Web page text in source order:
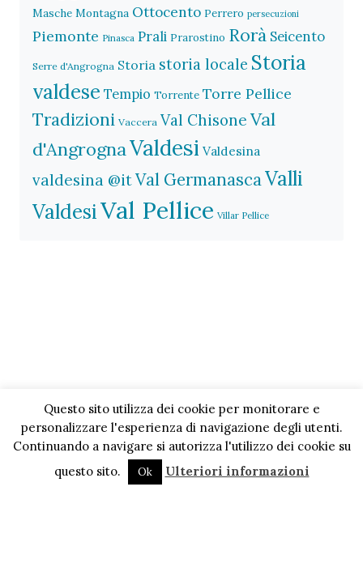
Masche Montagna Ottocento Perrero persecuzioni
Piemonte Pinasca Prali Prarostino Rorà Seicento
Serre d'Angrogna Storia storia locale Storia
valdese Tempio Torrente Torre Pellice
Tradizioni Vaccera Val Chisone Val
d'AngrognaValdesi Valdesina
valdesina @itVal GermanascaValli
ValdesiVal Pellice Villar Pellice
Questo sito utilizza dei cookie per monitorare e
personalizzare l'esperienza di navigazione degli utenti.
Continuando a navigare si autorizza l'utilizzo dei cookie su
questo sito.
Ok Ulteriori informazioni